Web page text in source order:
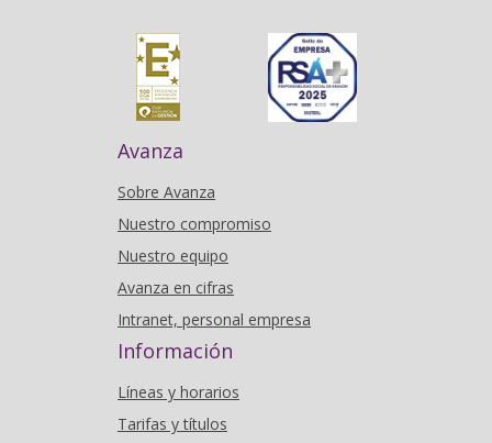
Avanza
Sobre Avanza
Nuestro compromiso
Nuestro equipo
Avanza en cifras
Intranet, personal empresa
Información
Líneas y horarios
Tarifas y títulos